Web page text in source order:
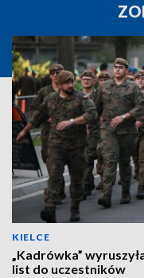
KIELCE
„Kadrówka”
list do uczestników